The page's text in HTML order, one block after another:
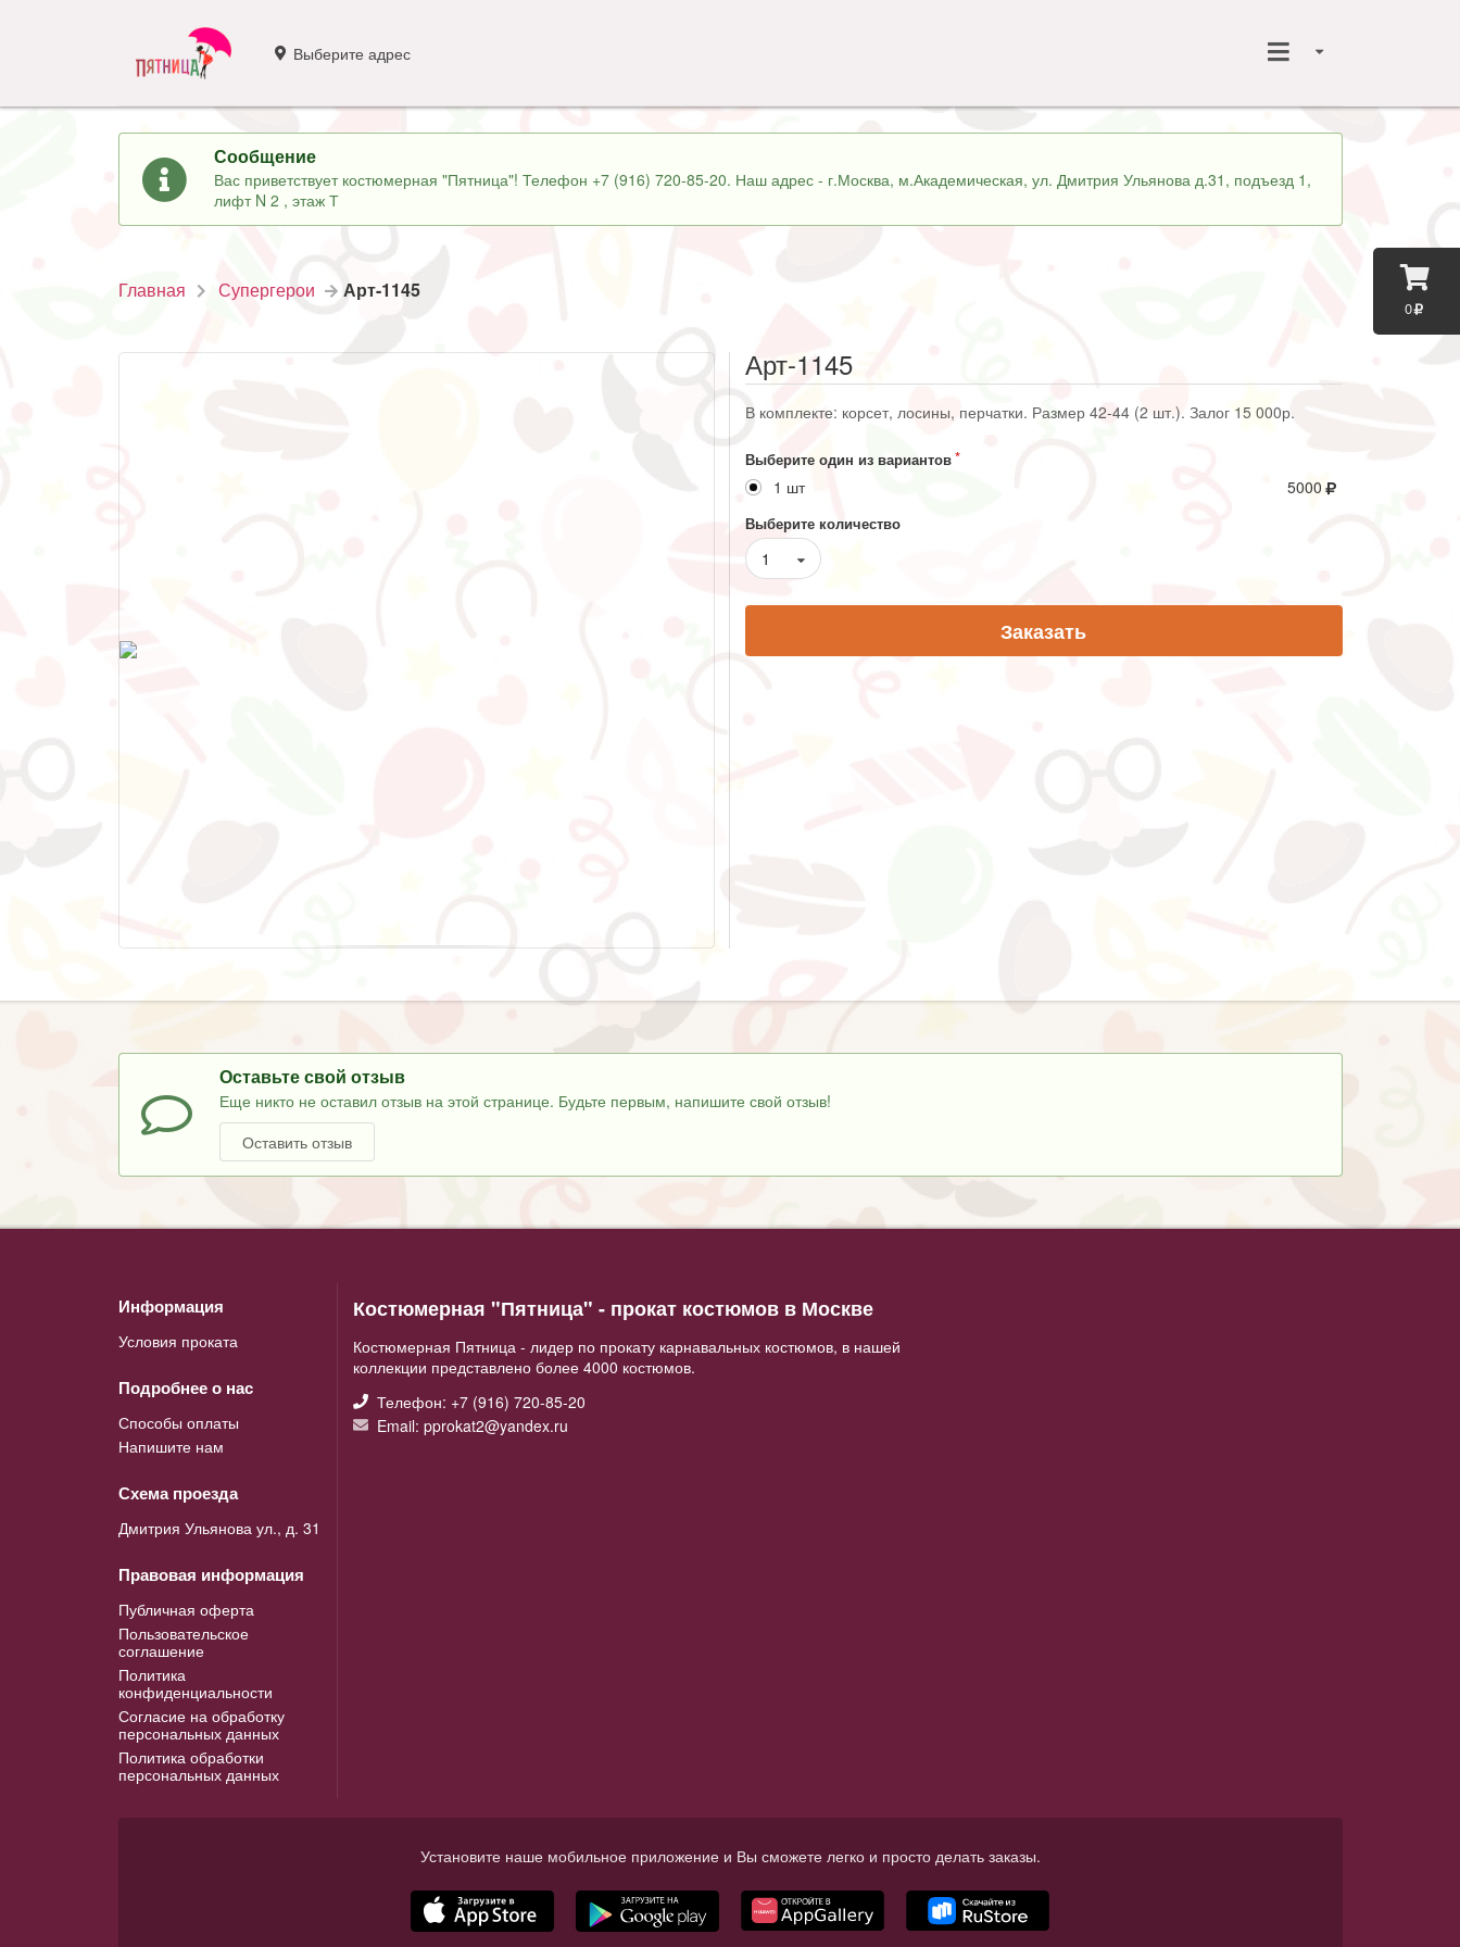
0
Выберите адрес
Сообщение
Вас приветствует костюмерная "Пятница"! Телефон +7 (916) 720-85-20. Наш адрес - г.Москва, м.Академическая, ул. Дмитрия Ульянова д.31, подъезд 1,
лифт N 2 , этаж Т
Главная Супергерои Арт-1145
Арт-1145
В комплекте: корсет, лосины, перчатки. Размер 42-44 (2 шт.). Залог 15 000р.
Выберите один из вариантов
1 шт 5000
Выберите количество
1
Заказать
Оставьте свой отзыв
Еще никто не оставил отзыв на этой странице. Будьте первым, напишите свой отзыв!
Оставить отзыв
Информация
Условия проката
Подробнее о нас
Способы оплаты
Напишите нам
Схема проезда
Дмитрия Ульянова ул., д. 31
Правовая информация
Публичная оферта
Пользовательское
соглашение
Политика
конфиденциальности
Согласие на обработку
персональных данных
Политика обработки
персональных данных
Костюмерная "Пятница" - прокат костюмов в Москве
Костюмерная Пятница - лидер по прокату карнавальных костюмов, в нашей
коллекции представлено более 4000 костюмов.
Телефон: +7 (916) 720-85-20
Email: pprokat2@yandex.ru
Установите наше мобильное приложение и Вы сможете легко и просто делать заказы.